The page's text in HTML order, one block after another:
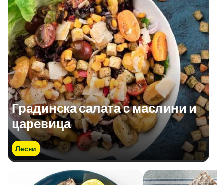
Градинска салата с маслини и
царевица
Лесни